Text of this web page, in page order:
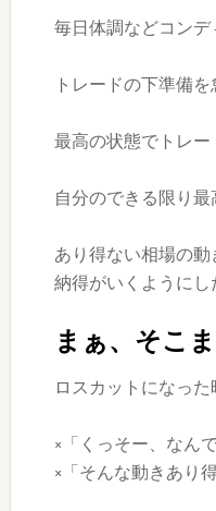
毎日体調などコンデ
トレードの下準備
最高の状態でトレー
自分のできる限り
あり得ない相場の
納得がいくようにし
まぁ、そこ
ロスカットになった
×「くっそー、なん
×「そんな動きあり